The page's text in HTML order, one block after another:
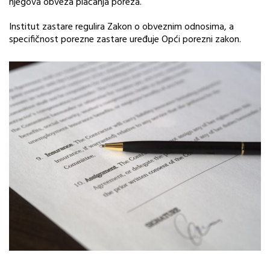
Institut zastare regulira Zakon o obveznim odnosima, a
specifičnost porezne zastare uređuje Opći porezni zakon.